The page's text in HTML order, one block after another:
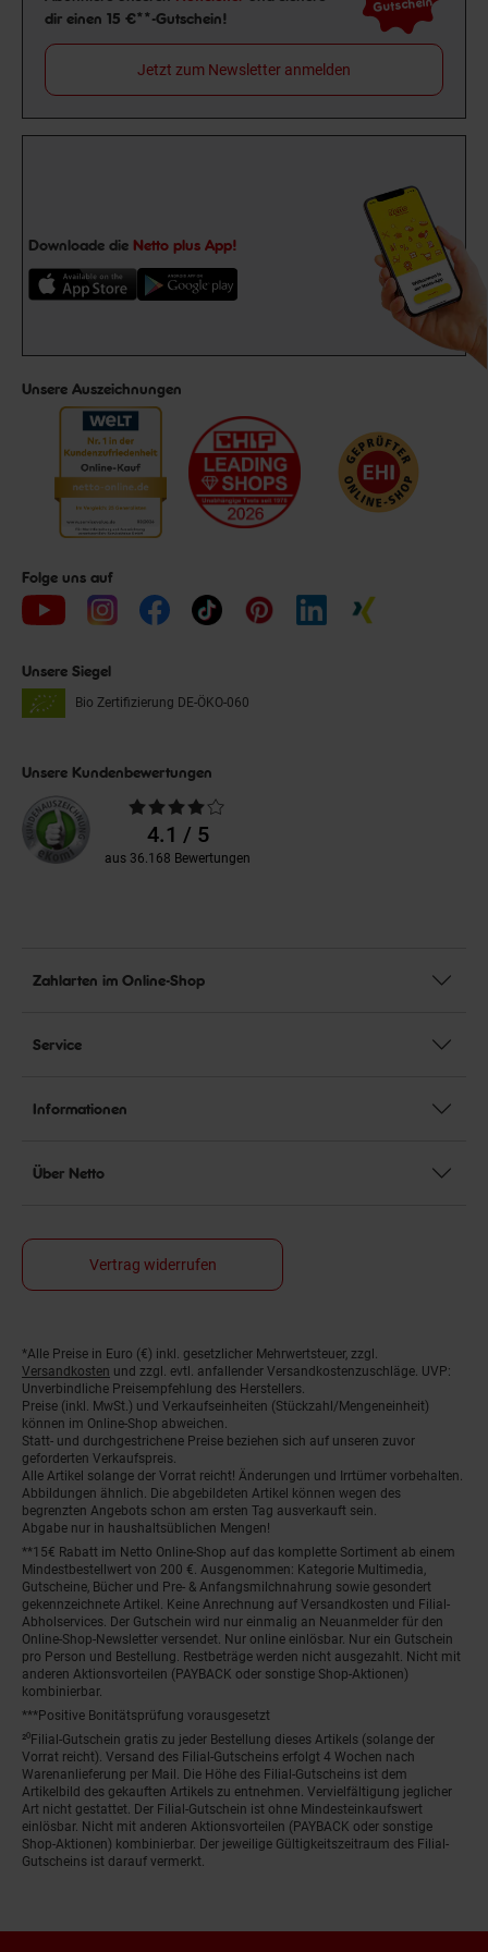
dir einen 15 €**-Gutschein!
Jetzt zum Newsletter anmelden
Downloade die Netto plus App!
Unsere Auszeichnungen
Folge uns auf
Unsere Siegel
Bio Zertifizierung DE-ÖKO-060
Unsere Kundenbewertungen
Durchschnittliche
Bewertungen4.1 / 5
aus 36.168 Bewertungen
Zahlarten im Online-Shop
Service
Informationen
Über Netto
Vertrag widerrufen
Fußnoten
*Alle Preise in Euro (€) inkl. gesetzlicher Mehrwertsteuer, zzgl.
Versandkosten und zzgl. evtl. anfallender Versandkostenzuschläge. UVP:
Unverbindliche Preisempfehlung des Herstellers.
Preise (inkl. MwSt.) und Verkaufseinheiten (Stückzahl/Mengeneinheit)
können im Online-Shop abweichen.
Statt- und durchgestrichene Preise beziehen sich auf unseren zuvor
geforderten Verkaufspreis.
Alle Artikel solange der Vorrat reicht! Änderungen und Irrtümer vorbehalten.
Abbildungen ähnlich. Die abgebildeten Artikel können wegen des
begrenzten Angebots schon am ersten Tag ausverkauft sein.
Abgabe nur in haushaltsüblichen Mengen!
**15€ Rabatt im Netto Online-Shop auf das komplette Sortiment ab einem
Mindestbestellwert von 200 €. Ausgenommen: Kategorie Multimedia,
Gutscheine, Bücher und Pre- & Anfangsmilchnahrung sowie gesondert
gekennzeichnete Artikel. Keine Anrechnung auf Versandkosten und Filial-
Abholservices. Der Gutschein wird nur einmalig an Neuanmelder für den
Online-Shop-Newsletter versendet. Nur online einlösbar. Nur ein Gutschein
pro Person und Bestellung. Restbeträge werden nicht ausgezahlt. Nicht mit
anderen Aktionsvorteilen (PAYBACK oder sonstige Shop-Aktionen)
kombinierbar.
***Positive Bonitätsprüfung vorausgesetzt
²⁰Filial-Gutschein gratis zu jeder Bestellung dieses Artikels (solange der
Vorrat reicht). Versand des Filial-Gutscheins erfolgt 4 Wochen nach
Warenanlieferung per Mail. Die Höhe des Filial-Gutscheins ist dem
Artikelbild des gekauften Artikels zu entnehmen. Vervielfältigung jeglicher
Art nicht gestattet. Der Filial-Gutschein ist ohne Mindesteinkaufswert
einlösbar. Nicht mit anderen Aktionsvorteilen (PAYBACK oder sonstige
Shop-Aktionen) kombinierbar. Der jeweilige Gültigkeitszeitraum des Filial-
Gutscheins ist darauf vermerkt.